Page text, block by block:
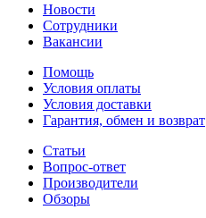
Новости
Сотрудники
Вакансии
Помощь
Условия оплаты
Условия доставки
Гарантия, обмен и возврат
Статьи
Вопрос-ответ
Производители
Обзоры